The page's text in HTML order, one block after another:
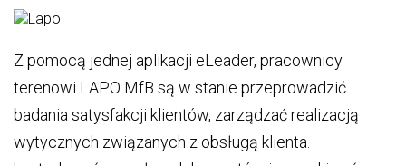
Z pomocą jednej aplikacji eLeader, pracownicy
terenowi LAPO MfB są w stanie przeprowadzić
badania satysfakcji klientów, zarządzać realizacją
wytycznych związanych z obsługą klienta.